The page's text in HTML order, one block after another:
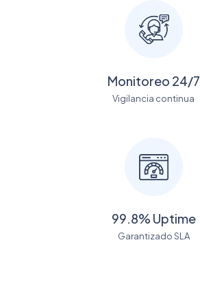
Monitoreo 24/7
Vigilancia continua
99.8% Uptime
Garantizado SLA